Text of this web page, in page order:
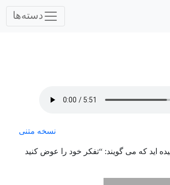
دسته‌ها
نسخه متنی
اید که می گویند: “تفکر خود را عوض کنید